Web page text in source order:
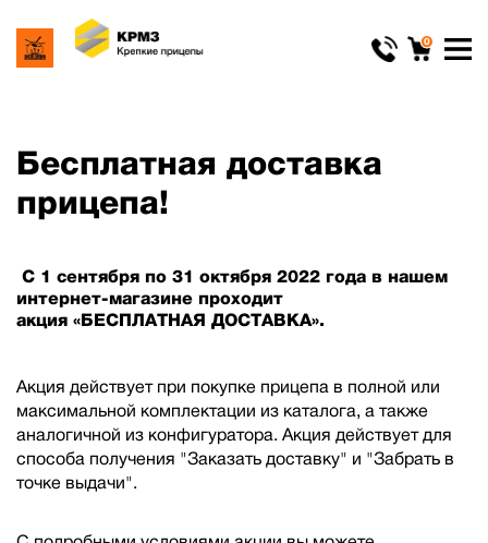
0
Бесплатная доставка
прицепа!
С 1 сентября по 31 октября 2022 года в нашем
интернет-магазине проходит
акция «БЕСПЛАТНАЯ ДОСТАВКА».
Акция действует при покупке прицепа в полной или
максимальной комплектации из каталога, а также
аналогичной из конфигуратора. Акция действует для
способа получения "Заказать доставку" и "Забрать в
точке выдачи".